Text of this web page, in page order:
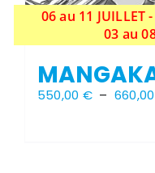
06 au 11 JUILLET
03 au
550,00 € – 660,00